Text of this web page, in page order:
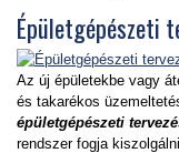
Épületgépészeti
Az új épületekbe vagy
és takarékos
épületgépészeti
rendszer fogja